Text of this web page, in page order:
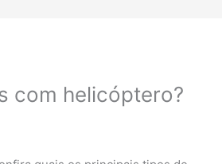
com helicóptero?